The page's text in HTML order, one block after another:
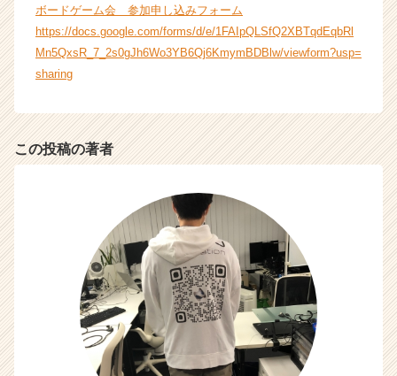
ボードゲーム会 参加申し込みフォーム
https://docs.google.com/forms/d/e/1FAIpQLSfQ2XBTqdEqbRl
Mn5QxsR_7_2s0gJh6Wo3YB6Qj6KmymBDBlw/viewform?usp=
sharing
この投稿の著者